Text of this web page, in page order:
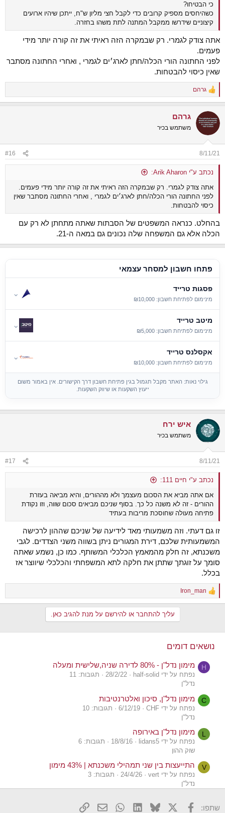
כי הבטיחו?
כשהיחסים מספיק קרובים כדי לקבל חצי מליון ש"ח, ייתכן שיהיו ארועים
קיצוניים שידרשו ממקבל המתנה לתת משהו בחזרה.
אתה צודק לגמרי. רק שבמקרה הזה ראיתי את זה קורה יותר מידי
פעמים.
לפני החתונה הורי הכלה/חתן לארג׳ים לגמרי , ואחרי החתונה מסתבר
שאין כיסוי להבטחות.
R
e
c
t
i
s
:
גרהם
גרהם
משתמש בכיר
8/11/21
#16
נכתב ע"י Arik Aharon:
אתה צודק לגמרי. רק שבמקרה הזה ראיתי את זה קורה יותר מידי פעמים.
לפני החתונה הורי הכלה/חתן לארג׳ים לגמרי , ואחרי החתונה מסתבר שאין
כיסוי להבטחות.
בהחלט. כנראה המשפטים של הסבתות שאתה מתחתן לא רק עם
הכלה אלא גם המשפחה שלה נכונים גם במאה ה-21.
פתחו חשבון למסחר עצמאי
פסגות טרייד
מינימום לפתיחת חשבון: ₪10,000
⌄
מיטב טרייד
מינימום לפתיחת חשבון: ₪5,000
⌄
אקסלנס טרייד
מינימום לפתיחת חשבון: ₪10,000
⌄
גילוי נאות: האתר מקבל תגמול בגין פתיחת חשבון דרך הקישורים. אין באמור משום
ייעוץ השקעות או שיווק השקעות.
איש ירח
משתמש בכיר
8/11/21
#17
נכתב ע"י חיים 111:
אם אתה מביא את הסכום מעצמך ולא מההורים, והיא מביאה בעזרת
ההורים - זה לא משנה כל כך. בסוף שניכם מביאים סכום שווה, וזו נקודת
פתיחה מעולה שחוסכת מריבות בעתיד
זו גם דעתי. וזה משמעותי מאד לידיעה של שניכם שההון לרכישה
המשמעותית שלכם, דירת המגורים ניתן בשווה משני הצדדים. לגבי
משכנתא, זה חלק מהמאמץ הכלכלי המשותף. כמו כן, נשמע שאתה
סומך על זוגתך שתתן את חלקה לתא המשפחתי והכלכלי שיווצר אז
בכלל.
R
e
i
n
Iron_man
עליך להתחבר או להירשם על מנת להגיב כאן.
נושאים דומים
H מימון נדל"ן - 80% לדירה שניה,שלישית ומעלה
נפתח על ידי half-solid 28/2/22
תגובות: 11
נדל"ן
C מימון נדל"ן, סיכון ואלטרנטיבות
נפתח על ידי CHF 6/12/19
תגובות: 10
נדל"ן
L מימון נדל"ן באירופה
נפתח על ידי lidans5 18/8/16
תגובות: 6
שוק ההון
V התייעצות בין שני תמהילי משכנתא | 43% מימון
נפתח על ידי vert 24/4/26
תגובות: 3
נדל"ן
נפתח על ידי Fifth Avenue 20/4/26 תגובות: 12 שתפו: פייסבוק
X
Bluesky
LinkedIn
WhatsApp
דואר אלקטרוני
הוסף קישור